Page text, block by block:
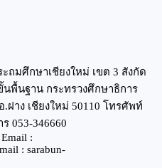
ถมศึกษาเชียงใหม่ เขต 3 สังกัด
พื้นฐาน กระทรวงศึกษาธิการ
าง เชียงใหม่ 50110 โทรศัพท์
053-346660
:
: sarabun-